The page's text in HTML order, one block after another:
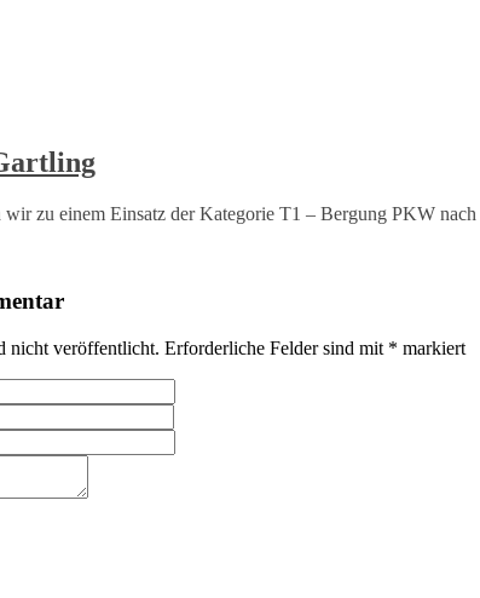
zu einem Einsatz der Kategorie T1 – Bergung PKW
nicht veröffentlicht. Erforderliche Felder sind mit * markiert